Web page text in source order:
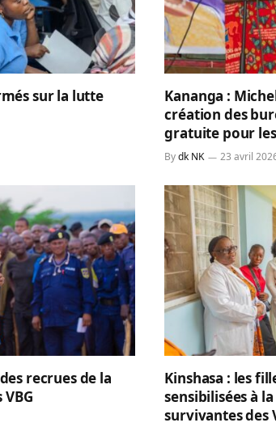
sur la lutte
Kananga :
création des
gratuite pour
By dk NK 23 avril
recrues de la
Kinshasa : les
sensibilisées à
survivantes des